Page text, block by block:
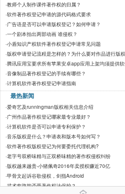
·教师个人制作课件著作权的归属？
·软件著作权登记申请的源代码格式要求
·广告语是否可以申请版权登记？如何申请？
·一个剧本拍出两部动画 谁侵权？
·小盾知识产权软件著作权登记申请常见问题
·版权申请登记流程是怎样的？为什么要对作品进行版
·腾讯应用宝要求所有苹果安卓app应用上架均须提供
·音像制品著作权登记的手续有哪些？
·计算机软件著作权登记申请指南
最热新闻
·爱奇艺及runningman版权相关信息介绍
·广州作品著作权登记哪家最专业最好？
·计算机软件是否可以申请专利保护？
·音乐版权是什么？申请表和版本号如何写？
·软件著作权版权登记为何要委托代理机构?
·老字号双桥味精与正双桥味精的著作权侵权纠纷
·版权越来越贵-小猪佩奇2016年卖授权赚近70亿
·甲骨文起诉谷歌侵权，剑指Android
·武术套路能否受著作权法保护？